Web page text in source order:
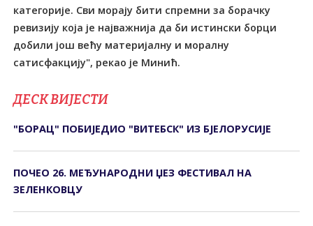
категорије. Сви морају бити спремни за борачку
ревизију која је најважнија да би истински борци
добили још већу материјалну и моралну
сатисфакцију", рекао је Минић.
ДЕСК ВИЈЕСТИ
"БОРАЦ" ПОБИЈЕДИО "ВИТЕБСК" ИЗ БЈЕЛОРУСИЈЕ
ПОЧЕО 26. МЕЂУНАРОДНИ ЏЕЗ ФЕСТИВАЛ НА
ЗЕЛЕНКОВЦУ